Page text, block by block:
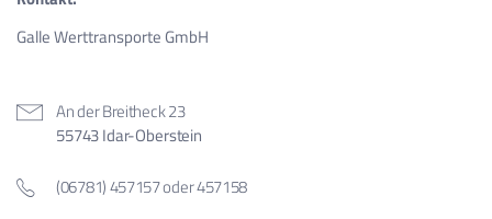
Galle Werttransporte GmbH
An der Breitheck 23
55743 Idar-Oberstein
(06781) 457157 oder 457158